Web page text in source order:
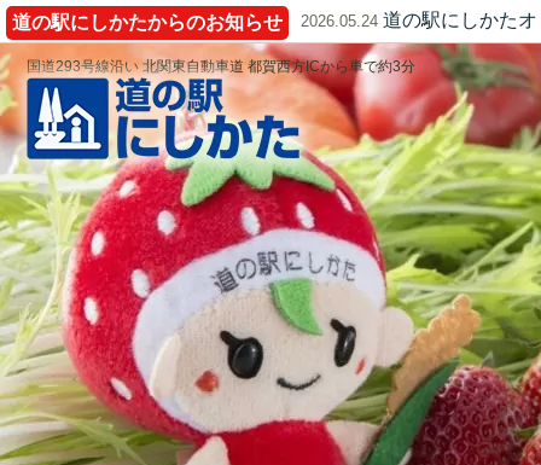
道の駅にしかたからのお知らせ 2026.05.24 道の駅にしかた
国道293号線沿い 北関東自動車道 都賀西方ICから車で約3分